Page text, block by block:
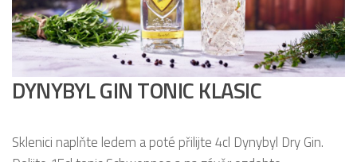
DYNYBYL GIN TONIC KLASIC
Sklenici naplňte ledem a poté přilijte 4cl Dynybyl Dry Gin.